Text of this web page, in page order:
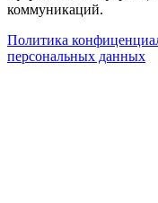
коммуникаций.
Политика
персональных данных